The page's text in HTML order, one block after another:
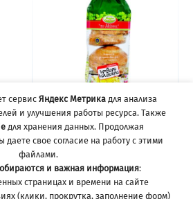
СУХАРИ ЯЧМЕННЫЕ
КРИТСКИЕ, MANNA, 400Г
693₽
сервис Яндекс Метрикадля анализа
и улучшения работы ресурса. Также
для хранения данных. Продолжая
даете свое согласие на работу с этими
файлами.
и важная информация:
страницах и времени на сайте
(клики, прокрутка, заполнение форм)